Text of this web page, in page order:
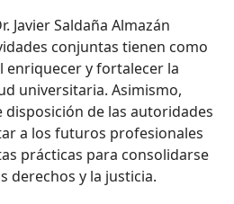
Javier Saldaña Almazán
conjuntas tienen como
y fortalecer la
universitaria. Asimismo,
disposición de las autoridades
a los futuros profesionales
prácticas para consolidarse
derechos y la justicia.